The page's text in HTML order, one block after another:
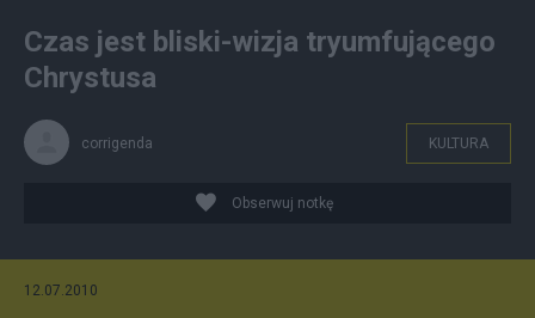
Czas jest bliski-wizja tryumfującego
Chrystusa
corrigenda KULTURA
Obserwuj notkę
12.07.2010